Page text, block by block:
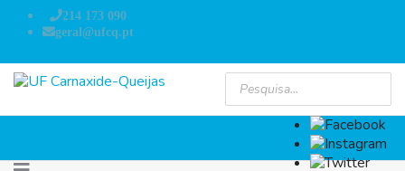
214 173 090
geral@ufcq.pt